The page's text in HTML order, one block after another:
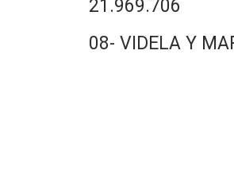
21.969.706
08- VIDELA Y